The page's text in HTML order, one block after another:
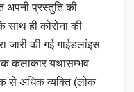
अपनी प्रस्तुति की
ही कोरोना की
जारी की गई गाईडलांइस
कलाकार यथासम्भव
से अधिक व्यक्ति (लोक